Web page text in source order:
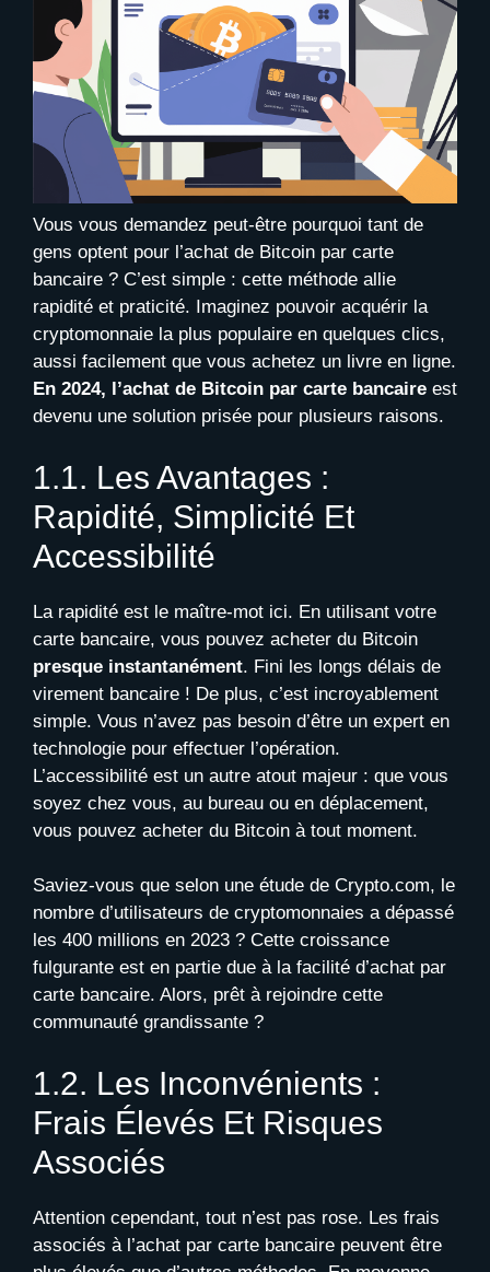
Vous vous demandez peut-être pourquoi tant de
gens optent pour l’achat de Bitcoin par carte
bancaire ? C’est simple : cette méthode allie
rapidité et praticité. Imaginez pouvoir acquérir la
cryptomonnaie la plus populaire en quelques clics,
aussi facilement que vous achetez un livre en ligne.
En 2024, l’achat de Bitcoin par carte bancaire est
devenu une solution prisée pour plusieurs raisons.
1.1. Les Avantages :
Rapidité, Simplicité Et
Accessibilité
La rapidité est le maître-mot ici. En utilisant votre
carte bancaire, vous pouvez acheter du Bitcoin
presque instantanément. Fini les longs délais de
virement bancaire ! De plus, c’est incroyablement
simple. Vous n’avez pas besoin d’être un expert en
technologie pour effectuer l’opération.
L’accessibilité est un autre atout majeur : que vous
soyez chez vous, au bureau ou en déplacement,
vous pouvez acheter du Bitcoin à tout moment.
Saviez-vous que selon une étude de Crypto.com, le
nombre d’utilisateurs de cryptomonnaies a dépassé
les 400 millions en 2023 ? Cette croissance
fulgurante est en partie due à la facilité d’achat par
carte bancaire. Alors, prêt à rejoindre cette
communauté grandissante ?
1.2. Les Inconvénients :
Frais Élevés Et Risques
Associés
Attention cependant, tout n’est pas rose. Les frais
associés à l’achat par carte bancaire peuvent être